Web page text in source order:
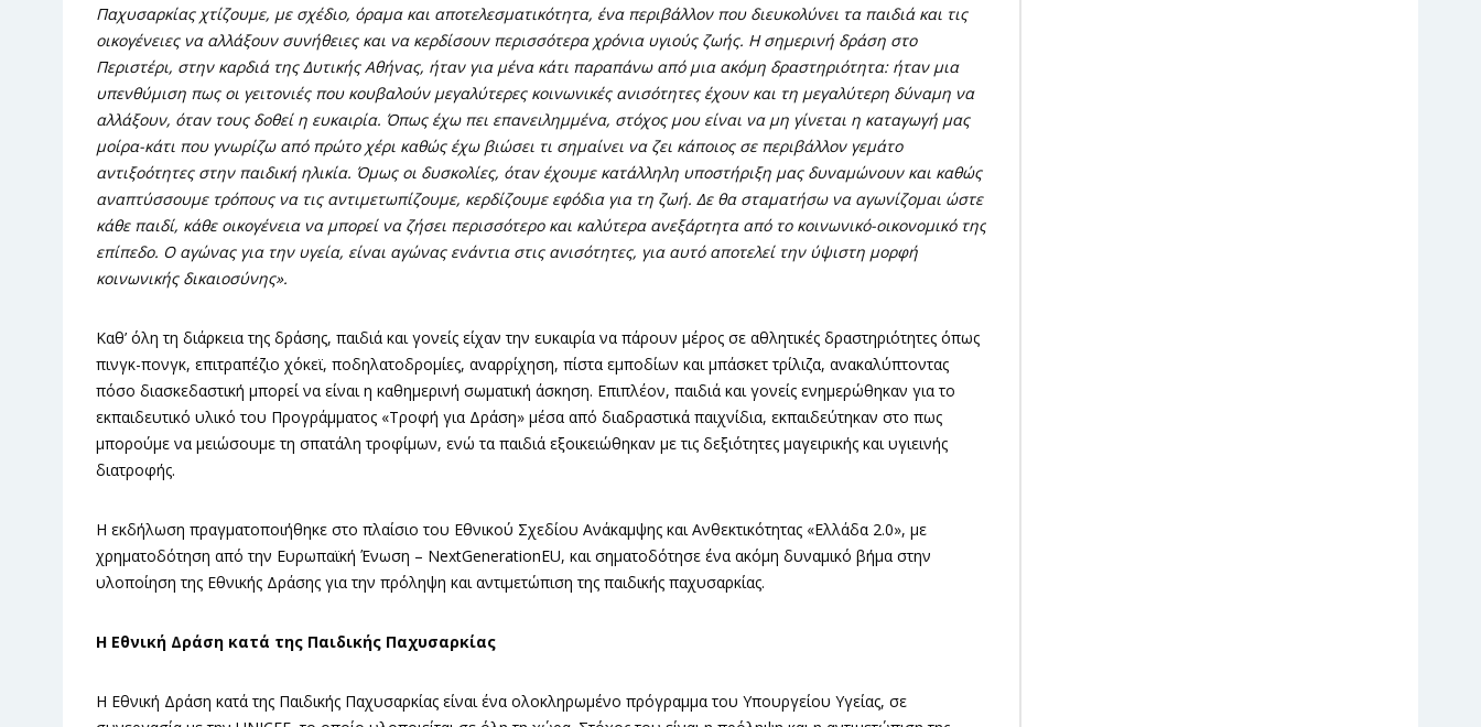
Παχυσαρκίας χτίζουμε, με σχέδιο, όραμα και αποτελεσματικότητα, ένα περιβάλλον που διευκολύνει τα παιδιά και τις
οικογένειες να αλλάξουν συνήθειες και να κερδίσουν περισσότερα χρόνια υγιούς ζωής. Η σημερινή δράση στο
Περιστέρι, στην καρδιά της Δυτικής Αθήνας, ήταν για μένα κάτι παραπάνω από μια ακόμη δραστηριότητα: ήταν μια
υπενθύμιση πως οι γειτονιές που κουβαλούν μεγαλύτερες κοινωνικές ανισότητες έχουν και τη μεγαλύτερη δύναμη να
αλλάξουν, όταν τους δοθεί η ευκαιρία. Όπως έχω πει επανειλημμένα, στόχος μου είναι να μη γίνεται η καταγωγή μας
μοίρα-κάτι που γνωρίζω από πρώτο χέρι καθώς έχω βιώσει τι σημαίνει να ζει κάποιος σε περιβάλλον γεμάτο
αντιξοότητες στην παιδική ηλικία. Όμως οι δυσκολίες, όταν έχουμε κατάλληλη υποστήριξη μας δυναμώνουν και καθώς
αναπτύσσουμε τρόπους να τις αντιμετωπίζουμε, κερδίζουμε εφόδια για τη ζωή. Δε θα σταματήσω να αγωνίζομαι ώστε
κάθε παιδί, κάθε οικογένεια να μπορεί να ζήσει περισσότερο και καλύτερα ανεξάρτητα από το κοινωνικό-οικονομικό της
επίπεδο. Ο αγώνας για την υγεία, είναι αγώνας ενάντια στις ανισότητες, για αυτό αποτελεί την ύψιστη μορφή
κοινωνικής δικαιοσύνης».
Καθ’ όλη τη διάρκεια της δράσης, παιδιά και γονείς είχαν την ευκαιρία να πάρουν μέρος σε αθλητικές δραστηριότητες όπως
πινγκ-πονγκ, επιτραπέζιο χόκεϊ, ποδηλατοδρομίες, αναρρίχηση, πίστα εμποδίων και μπάσκετ τρίλιζα, ανακαλύπτοντας
πόσο διασκεδαστική μπορεί να είναι η καθημερινή σωματική άσκηση. Επιπλέον, παιδιά και γονείς ενημερώθηκαν για το
εκπαιδευτικό υλικό του Προγράμματος «Τροφή για Δράση» μέσα από διαδραστικά παιχνίδια, εκπαιδεύτηκαν στο πως
μπορούμε να μειώσουμε τη σπατάλη τροφίμων, ενώ τα παιδιά εξοικειώθηκαν με τις δεξιότητες μαγειρικής και υγιεινής
διατροφής.
Η εκδήλωση πραγματοποιήθηκε στο πλαίσιο του Εθνικού Σχεδίου Ανάκαμψης και Ανθεκτικότητας «Ελλάδα 2.0», με
χρηματοδότηση από την Ευρωπαϊκή Ένωση – NextGenerationEU, και σηματοδότησε ένα ακόμη δυναμικό βήμα στην
υλοποίηση της Εθνικής Δράσης για την πρόληψη και αντιμετώπιση της παιδικής παχυσαρκίας.
Η Εθνική Δράση κατά της Παιδικής Παχυσαρκίας
Η Εθνική Δράση κατά της Παιδικής Παχυσαρκίας είναι ένα ολοκληρωμένο πρόγραμμα του Υπουργείου Υγείας, σε